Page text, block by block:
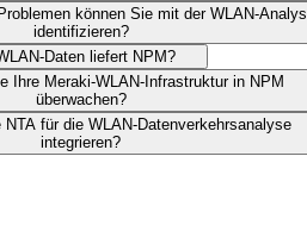
können Sie mit der WLAN-
identifizieren?
Daten liefert NPM?
Ihre Meraki-WLAN-Infrastruktur in NPM
überwachen?
für die WLAN-Datenverkehrsanalyse
integrieren?